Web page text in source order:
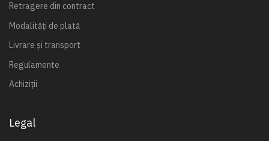
Retragere din contract
Modalități de plată
Livrare și transport
Regulamente
Achiziții
Legal